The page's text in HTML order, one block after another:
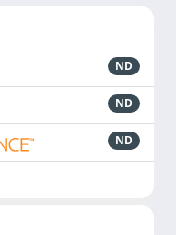
ND
ND
ND